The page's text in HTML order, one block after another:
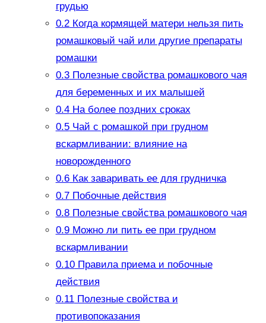
грудью
0.2Когда кормящей матери нельзя пить
ромашковый чай или другие препараты
ромашки
0.3Полезные свойства ромашкового чая
для беременных и их малышей
0.4На более поздних сроках
0.5Чай с ромашкой при грудном
вскармливании: влияние на
новорожденного
0.6Как заваривать ее для грудничка
0.7Побочные действия
0.8Полезные свойства ромашкового чая
0.9Можно ли пить ее при грудном
вскармливании
0.10Правила приема и побочные
действия
0.11Полезные свойства и
противопоказания